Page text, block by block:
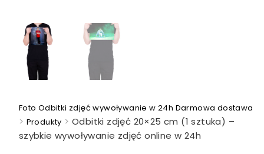
Foto Odbitki zdjęć wywoływanie w 24h Darmowa dostawa
> Produkty > Odbitki zdjęć 20×25 cm (1 sztuka) –
szybkie wywoływanie zdjęć online w 24h